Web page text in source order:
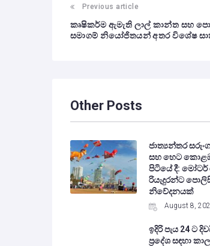
Post
navigation
Previous article
කෘෂිකර්ම ඇමැති ලාල් කාන්ත සහ
සමාගම් නියෝජිතයන් අතර විශේෂ
Other Posts
ජාත්‍යන්තර
සහ හෙට
පිටියේ දී:
රියැදුරන්ට
නිවේදනයක්
August 8,
ඉදිරි පැය 24 ට
ප්‍රදේශ සඳහා